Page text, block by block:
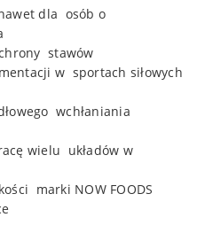
dla osób o
stawów
w sportach siłowych
wchłaniania
wielu układów w
marki NOW FOODS